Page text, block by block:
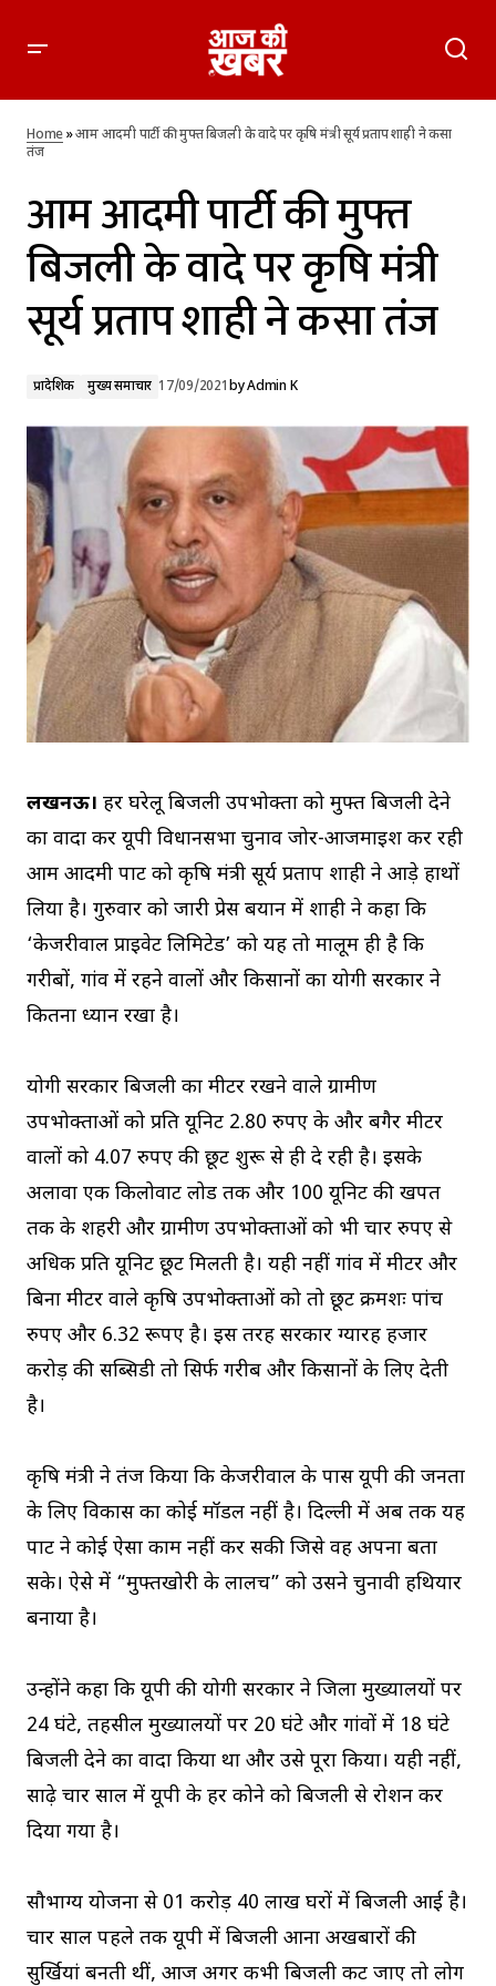
कसा तंज
Home»आम आदमी पार्टी की मुफ्त बिजली के वादे पर कृषि मंत्री सूर्य प्रताप शाही ने कसा
तंज
आम आदमी पार्टी की मुफ्त
बिजली के वादे पर कृषि मंत्री
सूर्य प्रताप शाही ने कसा तंज
प्रादेशिक मुख्य समाचार 17/09/2021byAdmin K
लखनऊ। हर घरेलू बिजली उपभोक्ता को मुफ्त बिजली देने
का वादा कर यूपी विधानसभा चुनाव जोर-आजमाइश कर रही
आम आदमी पार्टी को कृषि मंत्री सूर्य प्रताप शाही ने आड़े हाथों
लिया है। गुरुवार को जारी प्रेस बयान में शाही ने कहा कि
‘केजरीवाल प्राइवेट लिमिटेड’ को यह तो मालूम ही है कि
गरीबों, गांव में रहने वालों और किसानों का योगी सरकार ने
कितना ध्यान रखा है।
योगी सरकार बिजली का मीटर रखने वाले ग्रामीण
उपभोक्ताओं को प्रति यूनिट 2.80 रुपए के और बगैर मीटर
वालों को 4.07 रुपए की छूट शुरू से ही दे रही है। इसके
अलावा एक किलोवाट लोड तक और 100 यूनिट की खपत
तक के शहरी और ग्रामीण उपभोक्ताओं को भी चार रुपए से
अधिक प्रति यूनिट छूट मिलती है। यही नहीं गांव में मीटर और
बिना मीटर वाले कृषि उपभोक्ताओं को तो छूट क्रमशः पांच
रुपए और 6.32 रूपए है। इस तरह सरकार ग्यारह हजार
करोड़ की सब्सिडी तो सिर्फ गरीब और किसानों के लिए देती
है।
कृषि मंत्री ने तंज किया कि केजरीवाल के पास यूपी की जनता
के लिए विकास का कोई मॉडल नहीं है। दिल्ली में अब तक यह
पार्टी ने कोई ऐसा काम नहीं कर सकी जिसे वह अपना बता
सके। ऐसे में “मुफ्तखोरी के लालच” को उसने चुनावी हथियार
बनाया है।
उन्होंने कहा कि यूपी की योगी सरकार ने जिला मुख्यालयों पर
24 घंटे, तहसील मुख्यालयों पर 20 घंटे और गांवों में 18 घंटे
बिजली देने का वादा किया था और उसे पूरा किया। यही नहीं,
साढ़े चार साल में यूपी के हर कोने को बिजली से रोशन कर
दिया गया है।
सौभाग्य योजना से 01 करोड़ 40 लाख घरों में बिजली आई है।
चार साल पहले तक यूपी में बिजली आना अखबारों की
सुर्खियां बनती थीं, आज अगर कभी बिजली कट जाए तो लोग